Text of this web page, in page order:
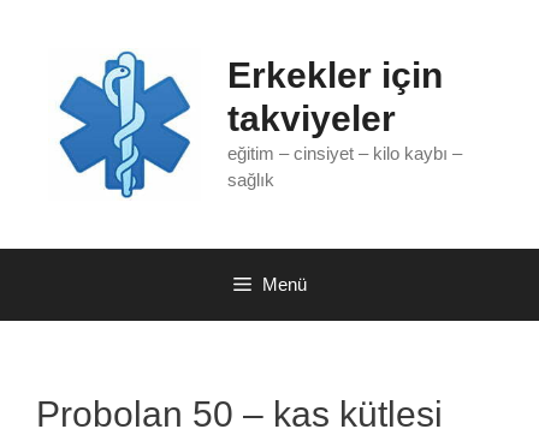
Erkekler için
takviyeler
eğitim – cinsiyet – kilo kaybı –
sağlık
Menü
Probolan 50 – kas kütlesi